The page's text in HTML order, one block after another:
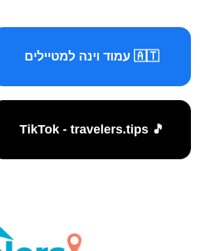
🇦🇹 עמוד וינה למטיילים
🎵 TikTok - travelers.tips